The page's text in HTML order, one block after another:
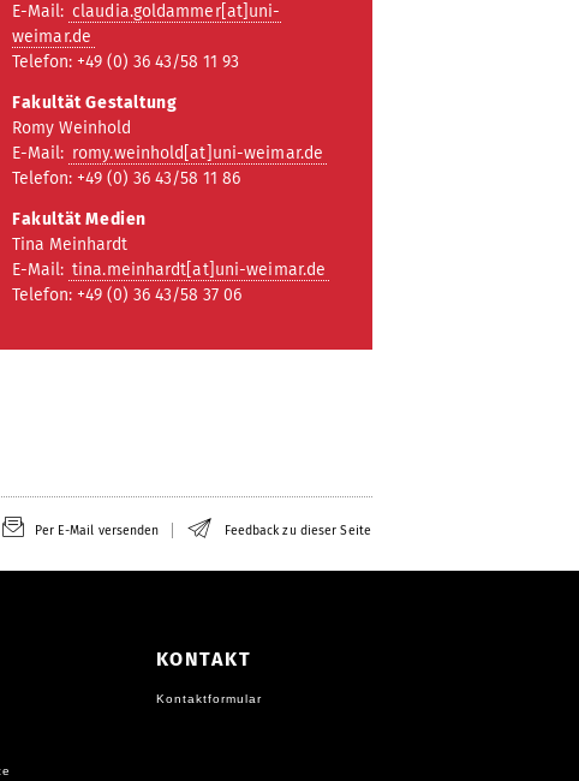
E-Mail: claudia.goldammer[at]uni-
weimar.de
Telefon: +49 (0) 36 43/58 11 93
Fakultät Gestaltung
Romy Weinhold
E-Mail: romy.weinhold[at]uni-weimar.de
Telefon: +49 (0) 36 43/58 11 86
Fakultät Medien
Tina Meinhardt
E-Mail: tina.meinhardt[at]uni-weimar.de
Telefon: +49 (0) 36 43/58 37 06
Per E-Mail versenden Feedback zu dieser Seite
KONTAKT
Kontaktformular